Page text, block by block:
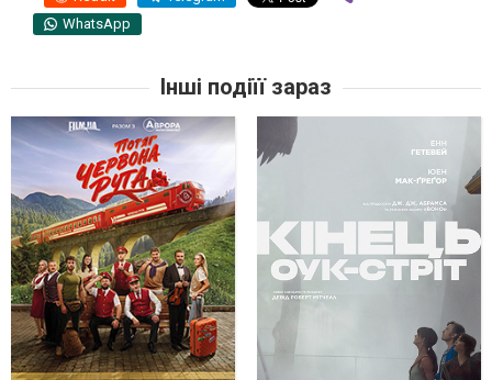
WhatsApp
Інші подіїї зараз